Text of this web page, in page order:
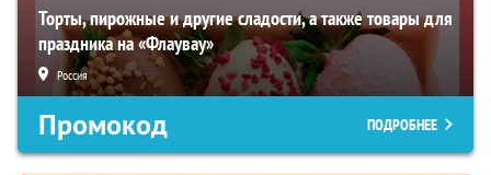
Торты, пирожные и другие сладости, а также товары для
праздника на «Флаувау»
Россия
Промокод ПОДРОБНЕЕ